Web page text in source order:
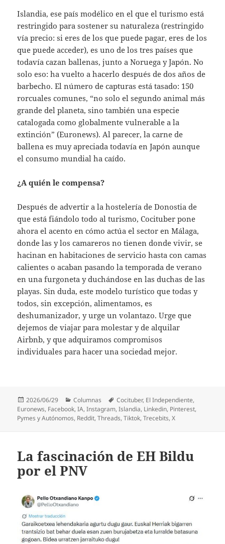
Islandia, ese país modélico en el que el turismo está
restringido para sostener su naturaleza (restringido
vía precio: si eres de los que puede pagar, eres de los
que puede acceder), es uno de los tres países que
todavía cazan ballenas, junto a Noruega y Japón. No
solo eso: ha vuelto a hacerlo después de dos años de
barbecho. El número de capturas está tasado: 150
rorcuales comunes, “no solo el segundo animal más
grande del planeta, sino también una especie
catalogada como globalmente vulnerable a la
extinción” (Euronews). Al parecer, la carne de
ballena es muy apreciada todavía en Japón aunque
el consumo mundial ha caído.
¿A quién le compensa?
Después de advertir a la hostelería de Donostia de
que está fiándolo todo al turismo, Cocituber pone
ahora el acento en cómo actúa el sector en Málaga,
donde las y los camareros no tienen donde vivir, se
hacinan en habitaciones de servicio hasta con camas
calientes o acaban pasando la temporada de verano
en una furgoneta y duchándose en las duchas de las
playas. Sin duda, este modelo turístico que todas y
todos, sin excepción, alimentamos, es
deshumanizador, y urge un volantazo. Urge que
dejemos de viajar para molestar y de alquilar
Airbnb, y que adquiramos compromisos
individuales para hacer una sociedad mejor.
Publicado
el
2026/06/29 Categorías
Columnas Etiquetas
Cocituber, El Independiente,
Euronews, Facebook,IA,Instagram,Islandia, Linkedin, Pinterest,
Pymes y Autónomos, Reddit,Threads,Tiktok,Trecebits,X
La fascinación de EH Bildu
por el PNV